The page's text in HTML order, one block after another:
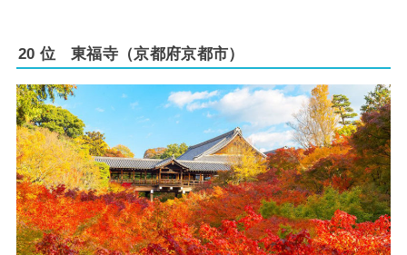
20 位 東福寺（京都府京都市）